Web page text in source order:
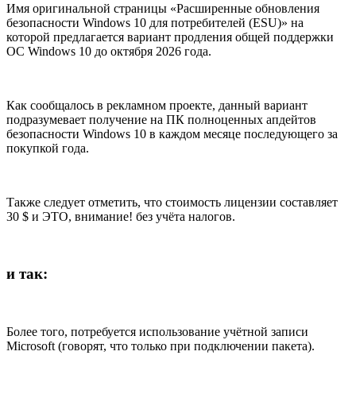
Имя оригинальной страницы «Расширенные обновления
безопасности Windows 10 для потребителей (ESU)» на
которой предлагается вариант продления общей поддержки
ОС Windows 10 до октября 2026 года.
Как сообщалось в рекламном проекте, данный вариант
подразумевает получение на ПК полноценных апдейтов
безопасности Windows 10 в каждом месяце последующего за
покупкой года.
Также следует отметить, что стоимость лицензии составляет
30 $ и ЭТО, внимание! без учёта налогов.
и так:
Более того, потребуется использование учётной записи
Microsoft (говорят, что только при подключении пакета).